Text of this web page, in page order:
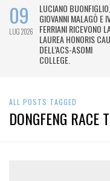
09
LUG 2026
LUCIANO BUONFIGLIO,
GIOVANNI MALAGÒ E
FERRIANI RICEVONO
LAUREA HONORIS
DELL’ACS-ASOMI
COLLEGE.
ALL POSTS TAGGED
DONGFENG RACE